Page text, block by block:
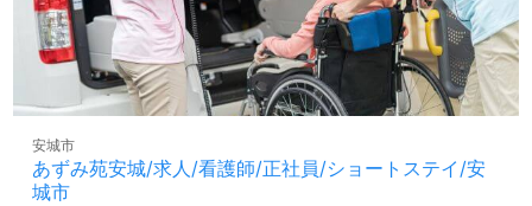
あずみ苑安城/求人/看護師/正社員/ショートステイ/安
城市
安城市